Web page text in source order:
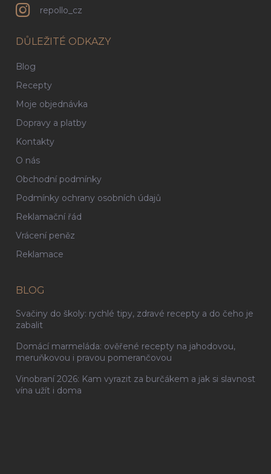
repollo_cz
DŮLEŽITÉ ODKAZY
Blog
Recepty
Moje objednávka
Dopravy a platby
Kontakty
O nás
Obchodní podmínky
Podmínky ochrany osobních údajů
Reklamační řád
Vrácení peněz
Reklamace
BLOG
Svačiny do školy: rychlé tipy, zdravé recepty a do čeho je
zabalit
Domácí marmeláda: ověřené recepty na jahodovou,
meruňkovou i pravou pomerančovou
Vinobraní 2026: Kam vyrazit za burčákem a jak si slavnost
vína užít i doma